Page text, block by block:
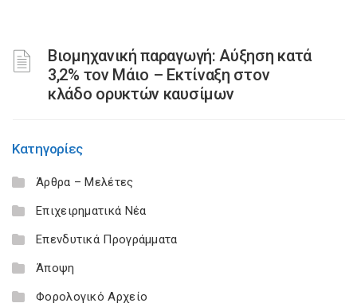
Βιομηχανική παραγωγή: Αύξηση κατά
3,2% τον Μάιο – Εκτίναξη στον
κλάδο ορυκτών καυσίμων
Κατηγορίες
Άρθρα – Μελέτες
Επιχειρηματικά Νέα
Επενδυτικά Προγράμματα
Άποψη
Φορολογικό Αρχείο